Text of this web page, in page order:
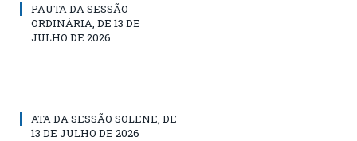
PAUTA DA SESSÃO
ORDINÁRIA, DE 13 DE
JULHO DE 2026
ATA DA SESSÃO SOLENE, DE
13 DE JULHO DE 2026